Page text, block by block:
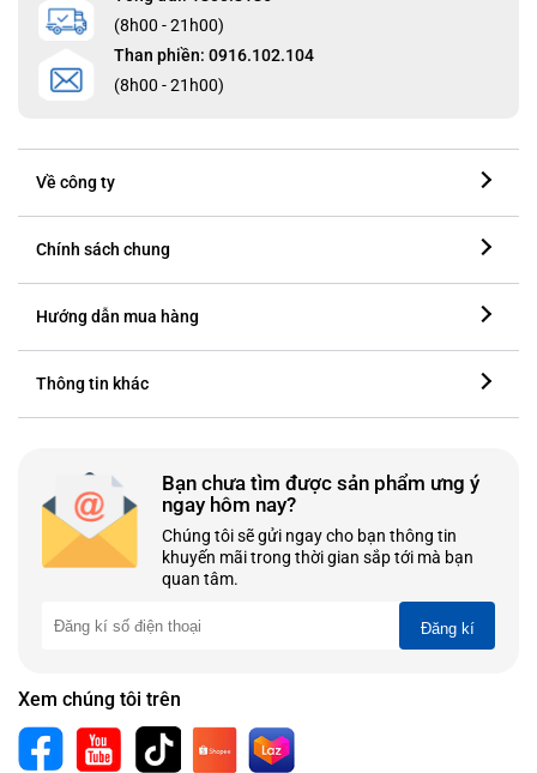
(8h00 - 21h00)
Than phiền: 0916.102.104
(8h00 - 21h00)
Về công ty
Chính sách chung
Hướng dẫn mua hàng
Thông tin khác
Bạn chưa tìm được sản phẩm ưng ý
ngay hôm nay?
Chúng tôi sẽ gửi ngay cho bạn thông tin
khuyến mãi trong thời gian sắp tới mà bạn
quan tâm.
Đăng kí
Xem chúng tôi trên